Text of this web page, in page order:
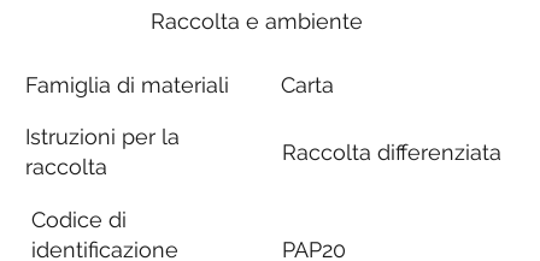
Raccolta e ambiente
Famiglia di materiali
Istruzioni per la
raccolta
Codice di
identificazione
Carta
Raccolta differenziata
PAP20